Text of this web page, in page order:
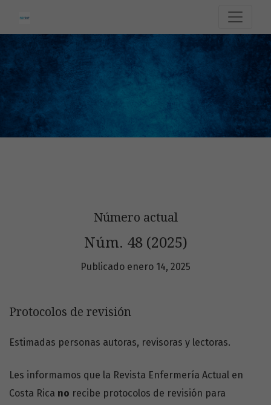
Enfermería Actual en Costa Rica
Número actual
Núm. 48 (2025)
Publicado enero 14, 2025
Avisos
Protocolos de revisión
Estimadas personas autoras, revisoras y lectoras.
Les informamos que la Revista Enfermería Actual en
Costa Rica no recibe protocolos de revisión para